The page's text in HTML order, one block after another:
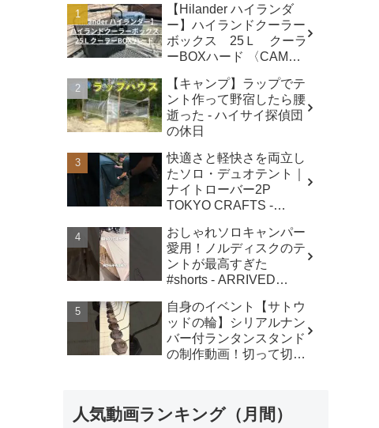
【Hilander ハイランダ
ー】ハイランドクーラー
ボックス 25Ｌ クーラ
ーBOXハード 〈CAMP
ケットオンラインショッ
プ〉商品紹介動画 -
CAMP MARKET
【キャンプ】ラップでテ
ント作って野宿したら腰
逝った - ハイサイ探偵団
の休日
快適さと軽快さを両立し
たソロ・デュオテント｜
ナイトローバー2P
TOKYO CRAFTS -
クラフト【キャンプ用
品】
おしゃれソロキャンパー
愛用！ノルディスクのテ
ントが最高すぎた
#shorts - ARRIVED
自身のイベント【サトウ
ッドの輪】シリアルナン
バー付ランタンスタンド
の制作動画！切って切っ
ゼロ #diy - WOOD
人気動画ランキング（月間）